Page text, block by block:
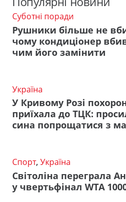
Суботні поради
Рушники більше не
чому кондиціонер
чим його замінити
Україна
У Кривому Розі
приїхала до ТЦК:
сина попрощатися з
Спорт, Україна
Світоліна переграла
у чвертьфінал WTA